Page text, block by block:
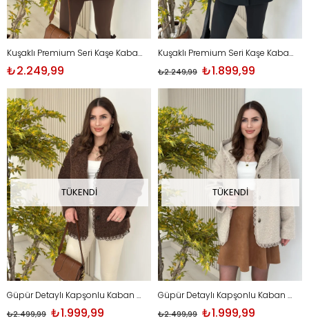
Kuşaklı Premium Seri Kaşe Kaban Kahve
₺2.249,99
Kuşaklı Premium Seri Kaşe Kaban Siyah
₺1.899,99
₺2.249,99
TÜKENDI
Güpür Detaylı Kapşonlu Kaban Kahve
₺1.999,99
₺2.499,99
TÜKENDI
Güpür Detaylı Kapşonlu Kaban Bej
₺1.999,99
₺2.499,99